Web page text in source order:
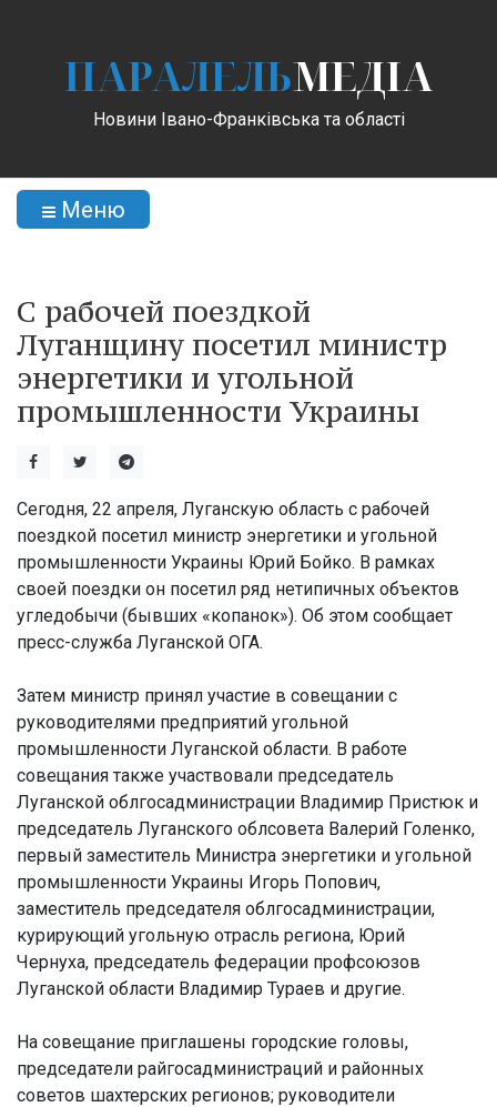
ПАРАЛЕЛЬМЕДІА
Новини Івано-Франківська та області
Меню
С рабочей поездкой
Луганщину посетил министр
энергетики и угольной
промышленности Украины
Сегодня, 22 апреля, Луганскую область с рабочей
поездкой посетил министр энергетики и угольной
промышленности Украины Юрий Бойко. В рамках
своей поездки он посетил ряд нетипичных объектов
угледобычи (бывших «копанок»). Об этом сообщает
пресс-служба Луганской ОГА.
Затем министр принял участие в совещании с
руководителями предприятий угольной
промышленности Луганской области. В работе
совещания также участвовали председатель
Луганской облгосадминистрации Владимир Пристюк и
председатель Луганского облсовета Валерий Голенко,
первый заместитель Министра энергетики и угольной
промышленности Украины Игорь Попович,
заместитель председателя облгосадминистрации,
курирующий угольную отрасль региона, Юрий
Чернуха, председатель федерации профсоюзов
Луганской области Владимир Тураев и другие.
На совещание приглашены городские головы,
председатели райгосадминистраций и районных
советов шахтерских регионов; руководители